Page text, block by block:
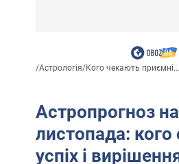
/Астрологія/Кого чекають приємні...
Астропрогноз
листопада: кого
успіх і